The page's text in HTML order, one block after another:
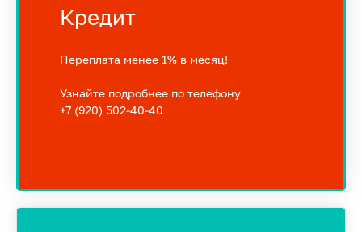
Кредит
Переплата менее 1% в месяц!
Узнайте подробнее по телефону
+7 (920) 502-40-40